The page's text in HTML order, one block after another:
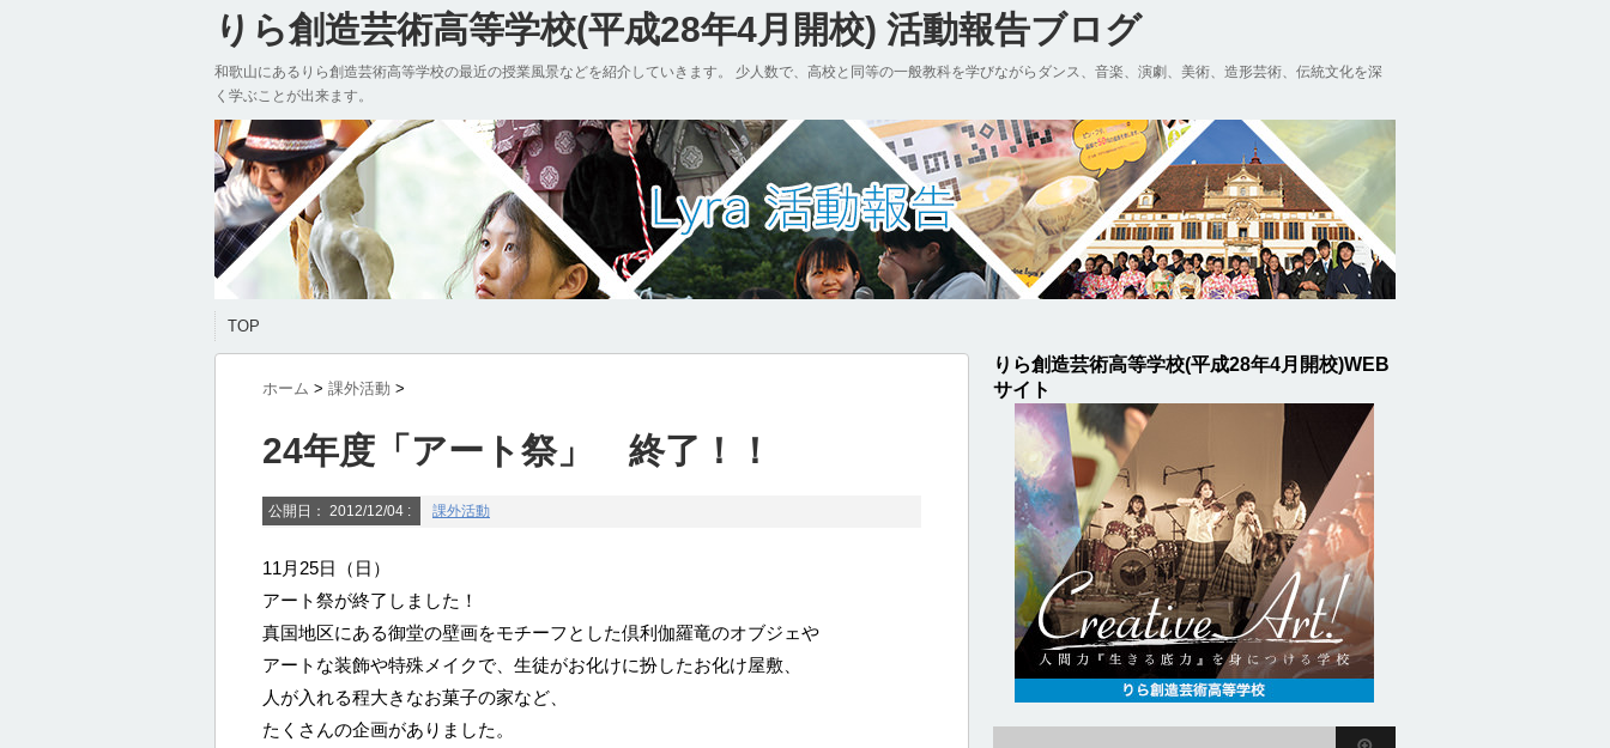
りら創造芸術高等学校(平成28年4月開校) 活動報告ブログ
和歌山にあるりら創造芸術高等学校の最近の授業風景などを紹介していきます。 少人数で、高校と同等の一般教科を学びながらダンス、音楽、演劇、美術、造形芸術、伝統文化を深
く学ぶことが出来ます。
TOP
ホーム > 課外活動 >
24年度「アート祭」 終了！！
公開日： 2012/12/04 : 課外活動
11月25日（日）
アート祭が終了しました！
真国地区にある御堂の壁画をモチーフとした倶利伽羅竜のオブジェや
アートな装飾や特殊メイクで、生徒がお化けに扮したお化け屋敷、
人が入れる程大きなお菓子の家など、
たくさんの企画がありました。
りら創造芸術高等学校(平成28年4月開校)WEB
サイト